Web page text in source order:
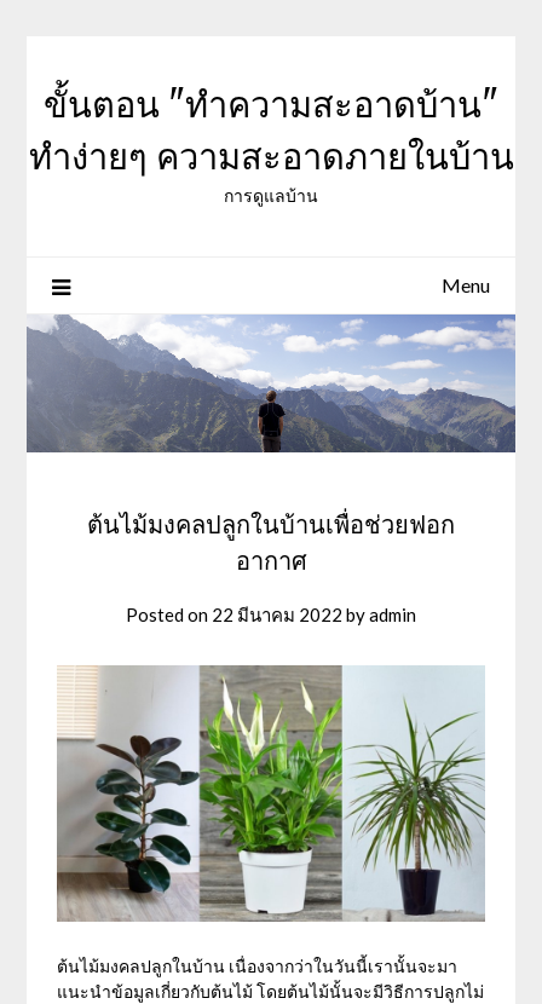
content
ขั้นตอน "ทำความสะอาดบ้าน"
ทำง่ายๆ ความสะอาดภายในบ้าน
การดูแลบ้าน
Menu
ต้นไม้มงคลปลูกในบ้านเพื่อช่วยฟอก
อากาศ
Posted on 22 มีนาคม 2022 byadmin
ต้นไม้มงคลปลูกในบ้าน เนื่องจากว่าในวันนี้เรานั้นจะมา
แนะนำข้อมูลเกี่ยวกับต้นไม้ โดยต้นไม้นั้นจะมีวิธีการปลูกไม่